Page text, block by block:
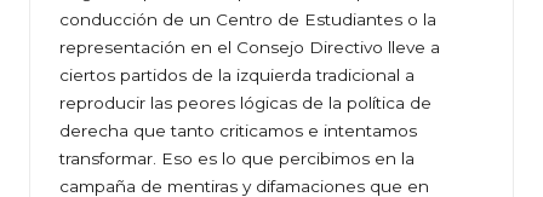
conducción de un Centro de Estudiantes o la
representación en el Consejo Directivo lleve a
ciertos partidos de la izquierda tradicional a
reproducir las peores lógicas de la política de
derecha que tanto criticamos e intentamos
transformar. Eso es lo que percibimos en la
campaña de mentiras y difamaciones que en